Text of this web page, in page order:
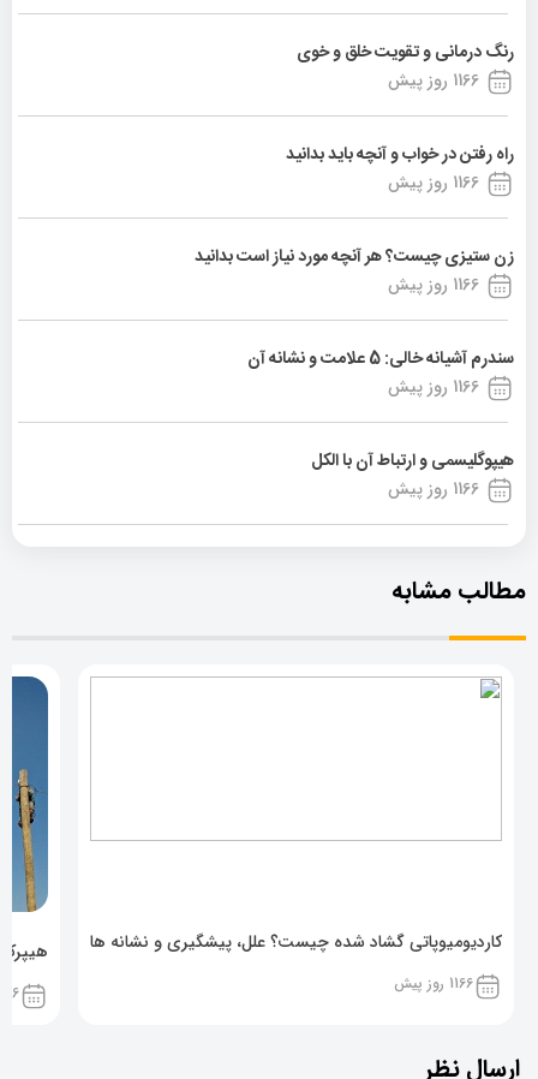
رنگ درمانی و تقویت خلق و خوی
1166 روز پیش
راه رفتن در خواب و آنچه باید بدانید
1166 روز پیش
زن ستیزی چیست؟ هر آنچه مورد نیاز است بدانید
1166 روز پیش
سندرم آشیانه خالی: 5 علامت و نشانه آن
1166 روز پیش
هیپوگلیسمی و ارتباط آن با الکل
1166 روز پیش
مطالب مشابه
کاردیومیوپاتی گشاد شده چیست؟ علل، پیشگیری و نشانه ها
1166 روز پیش 1166
ارسال نظر